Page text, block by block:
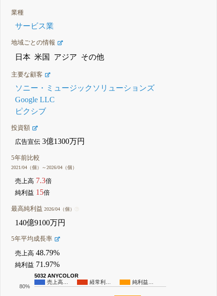
業種
サービス業
地域ごとの情報
日本 米国 アジア その他
主要な顧客
ソニー・ミュージックソリューションズ
Google LLC
ピクシブ
投資額
広告宣伝 3億1300万円
5年前比較
2021/04（個）～2026/04（個）
売上高 7.3倍
純利益 15倍
最高純利益2026/04（個）
140億9100万円
5年平均成長率
売上高 48.79%
純利益 71.97%
5032 ANYCOLOR
売上高…
経常利… 純利益…
80%